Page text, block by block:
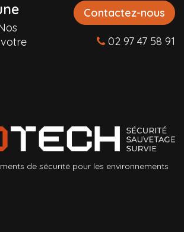
Contactez-nous
02 97 47 58 91
de sécurité pour les environnements